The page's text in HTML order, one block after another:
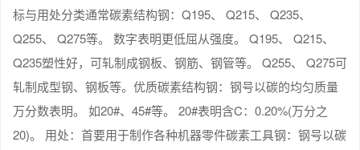
标与用处分类通常碳素结构钢：Q195、 Q215、 Q235、
Q255、 Q275等。 数字表明更低屈从强度。 Q195、 Q215、
Q235塑性好，可轧制成钢板、钢筋、钢管等。 Q255、 Q275可
轧制成型钢、钢板等。优质碳素结构钢：钢号以碳的均匀质量
万分数表明。 如20#、45#等。 20#表明含C：0.20%(万分之
20)。 用处：首要用于制作各种机器零件碳素工具钢：钢号以碳